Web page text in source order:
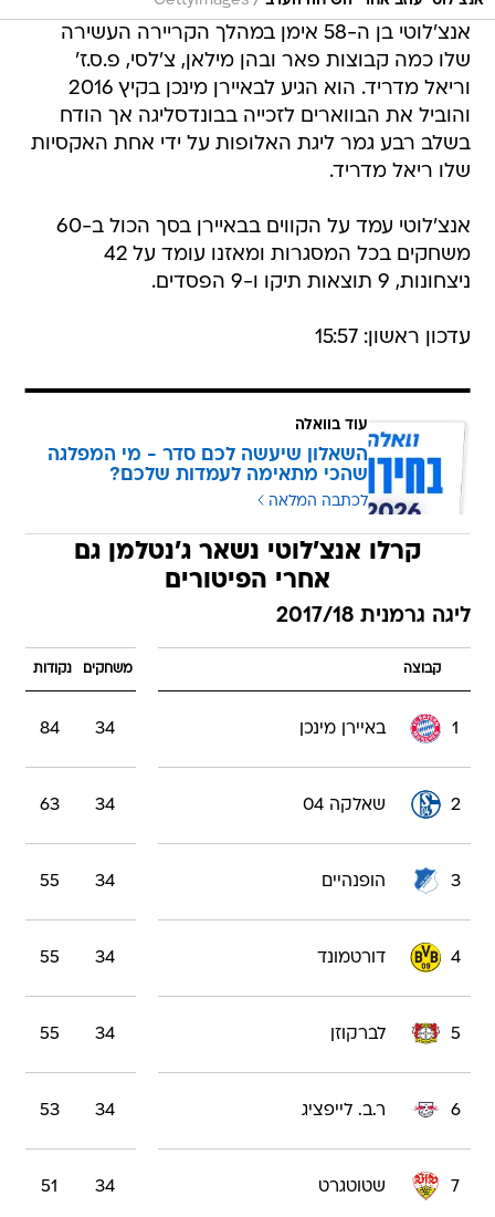
אנצ'לוטי בן ה-58 אימן במהלך הקריירה העשירה
שלו כמה קבוצות פאר ובהן מילאן, צ'לסי, פ.ס.ז'
וריאל מדריד. הוא הגיע לבאיירן מינכן בקיץ 2016
והוביל את הבווארים לזכייה בבונדסליגה אך הודח
בשלב רבע גמר ליגת האלופות על ידי אחת האקסיות
שלו ריאל מדריד.
אנצ'לוטי עמד על הקווים בבאיירן בסך הכול ב-60
משחקים בכל המסגרות ומאזנו עומד על 42
ניצחונות, 9 תוצאות תיקו ו-9 הפסדים.
עדכון ראשון: 15:57
עוד בוואלה
השאלון שיעשה לכם סדר - מי המפלגה
שהכי מתאימה לעמדות שלכם?
לכתבה המלאה
קרלו אנצ'לוטי נשאר ג'נטלמן גם
אחרי הפיטורים
ליגה גרמנית 2017/18
קבוצה משחקים נקודות
1 באיירן מינכן 34
84
2 שאלקה 04 34
63
3 הופנהיים 34
55
4 דורטמונד 34
55
5 לברקוזן 34
55
6 ר.ב. לייפציג 34
53
7 שטוטגרט 34
51